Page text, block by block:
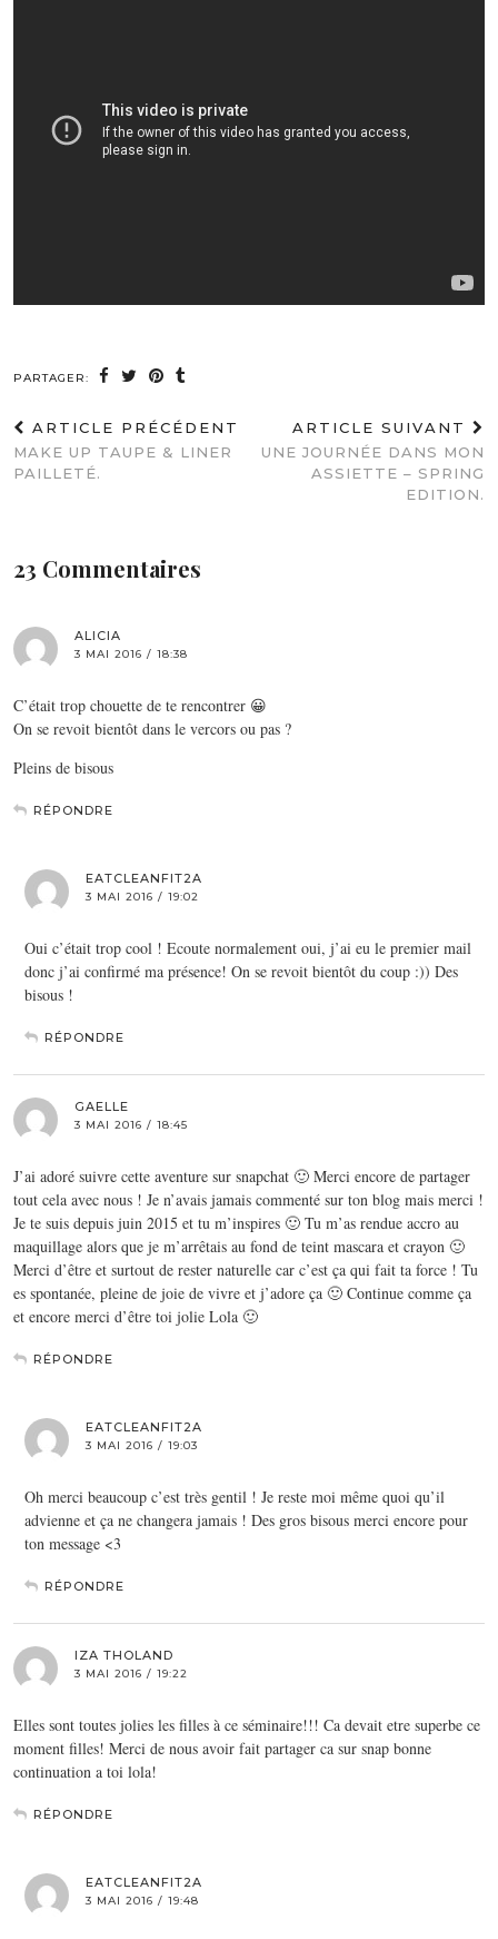
PARTAGER:
ARTICLE PRÉCÉDENT
MAKE UP TAUPE & LINER
PAILLETÉ.
ARTICLE SUIVANT
UNE JOURNÉE DANS MON
ASSIETTE – SPRING
EDITION.
23 Commentaires
ALICIA
3 MAI 2016 / 18:38
C’était trop chouette de te rencontrer 😀
On se revoit bientôt dans le vercors ou pas ?
Pleins de bisous
RÉPONDRE
EATCLEANFIT2A
3 MAI 2016 / 19:02
Oui c’était trop cool ! Ecoute normalement oui, j’ai eu le premier mail
donc j’ai confirmé ma présence! On se revoit bientôt du coup :)) Des
bisous !
RÉPONDRE
GAELLE
3 MAI 2016 / 18:45
J’ai adoré suivre cette aventure sur snapchat 🙂 Merci encore de partager
tout cela avec nous ! Je n’avais jamais commenté sur ton blog mais merci !
Je te suis depuis juin 2015 et tu m’inspires 🙂 Tu m’as rendue accro au
maquillage alors que je m’arrêtais au fond de teint mascara et crayon 🙂
Merci d’être et surtout de rester naturelle car c’est ça qui fait ta force ! Tu
es spontanée, pleine de joie de vivre et j’adore ça 🙂 Continue comme ça
et encore merci d’être toi jolie Lola 🙂
RÉPONDRE
EATCLEANFIT2A
3 MAI 2016 / 19:03
Oh merci beaucoup c’est très gentil ! Je reste moi même quoi qu’il
advienne et ça ne changera jamais ! Des gros bisous merci encore pour
ton message <3
RÉPONDRE
IZA THOLAND
3 MAI 2016 / 19:22
Elles sont toutes jolies les filles à ce séminaire!!! Ca devait etre superbe ce
moment filles! Merci de nous avoir fait partager ca sur snap bonne
continuation a toi lola!
RÉPONDRE
EATCLEANFIT2A
3 MAI 2016 / 19:48